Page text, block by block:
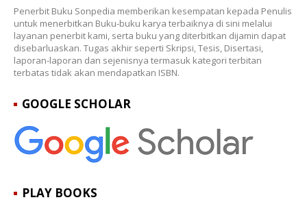
Penerbit Buku Sonpedia memberikan kesempatan kepada Penulis
untuk menerbitkan Buku-buku karya terbaiknya di sini melalui
layanan penerbit kami, serta buku yang diterbitkan dijamin dapat
disebarluaskan. Tugas akhir seperti Skripsi, Tesis, Disertasi,
laporan-laporan dan sejenisnya termasuk kategori terbitan
terbatas tidak akan mendapatkan ISBN.
GOOGLE SCHOLAR
PLAY BOOKS